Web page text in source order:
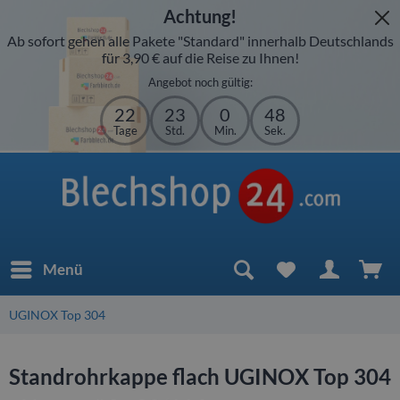
Achtung!
Ab sofort gehen alle Pakete "Standard" innerhalb Deutschlands
für 3,90 € auf die Reise zu Ihnen!
Angebot noch gültig:
22
Tage
23
Std.
0
Min.
48
Sek.
Menü
UGINOX Top 304
Standrohrkappe flach UGINOX Top 304